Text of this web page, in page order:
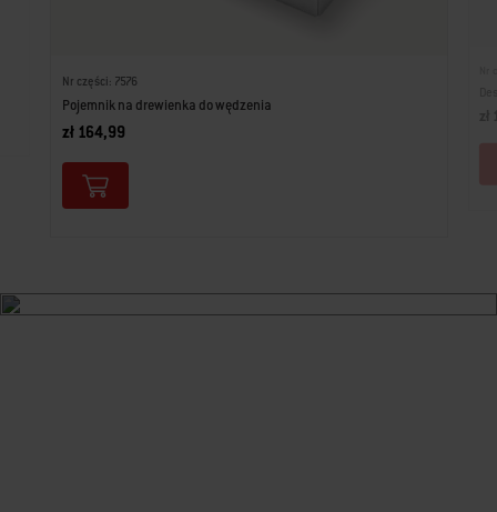
Nr części: 7576
Pojemnik na drewienka do wędzenia
zł 164,99